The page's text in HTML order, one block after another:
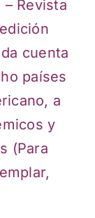
Revista
cuenta
países
a
y
(Para